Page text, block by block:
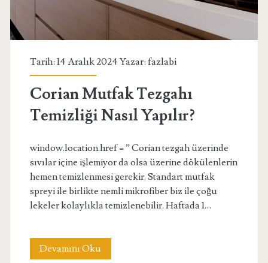
Tarih: 14 Aralık 2024 Yazar: fazlabi
Corian Mutfak Tezgahı
Temizliği Nasıl Yapılır?
window.location.href = ” Corian tezgah üzerinde
sıvılar içine işlemiyor da olsa üzerine dökülenlerin
hemen temizlenmesi gerekir. Standart mutfak
spreyi ile birlikte nemli mikrofiber biz ile çoğu
lekeler kolaylıkla temizlenebilir. Haftada 1…
Devamını OkuCorian